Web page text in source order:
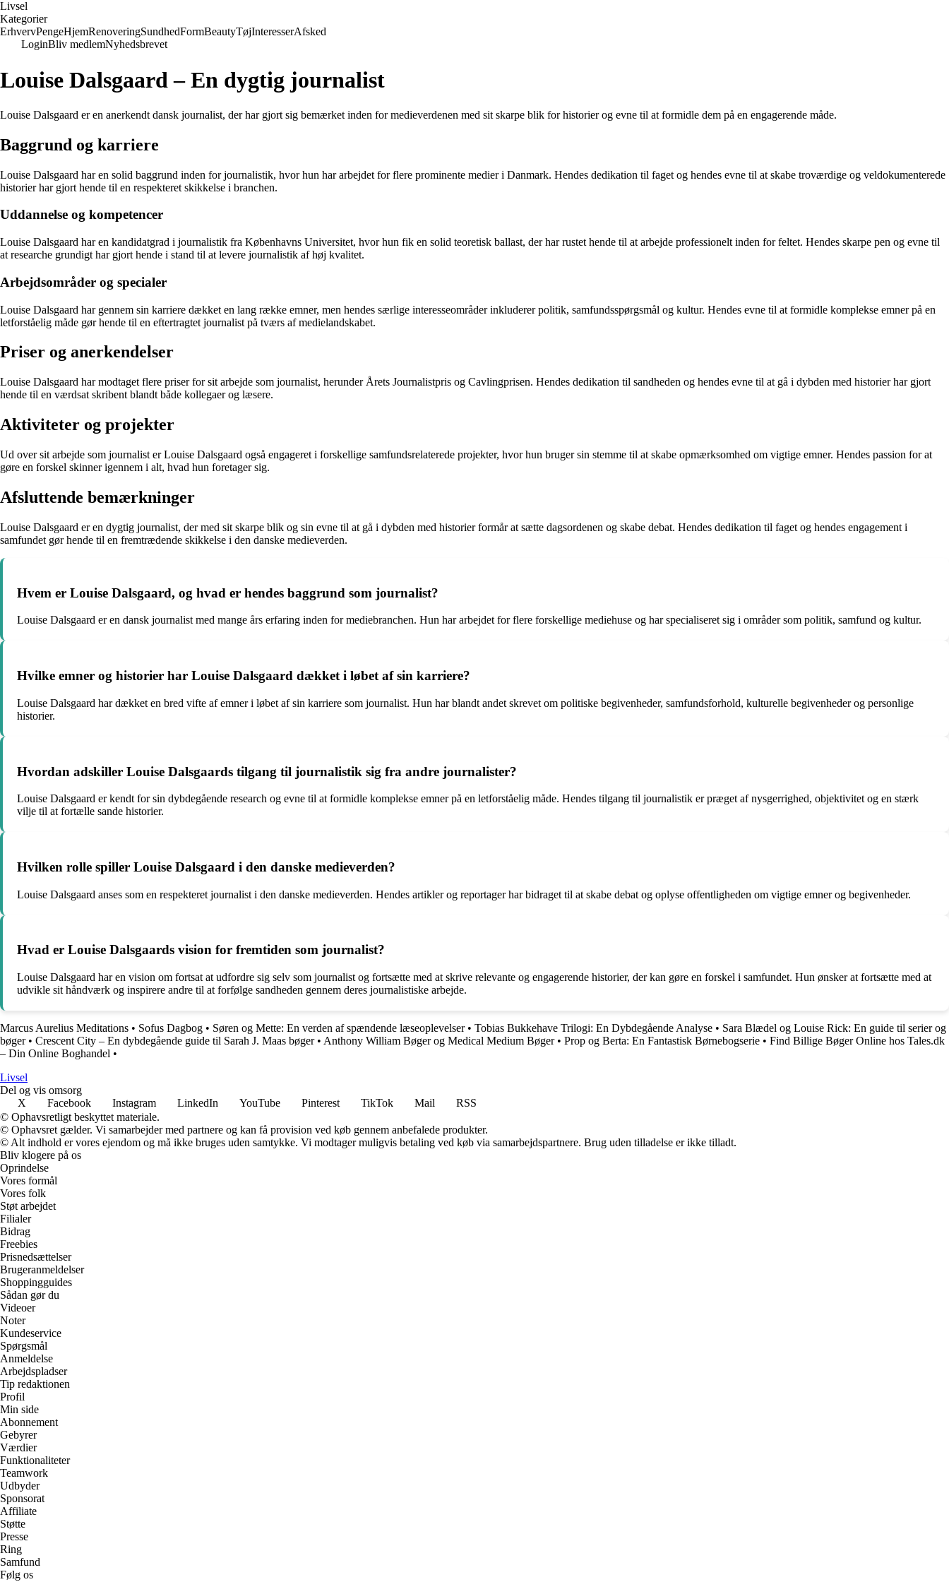
Livsel
Kategorier
ErhvervPengeHjemRenoveringSundhedFormBeautyTøjInteresserAfsked
LoginBliv medlemNyhedsbrevet
Louise Dalsgaard – En dygtig journalist
Louise Dalsgaard er en anerkendt dansk journalist, der har gjort sig bemærket inden for medieverdenen med sit skarpe blik for historier og evne til at formidle dem på en engagerende måde.
Baggrund og karriere
Louise Dalsgaard har en solid baggrund inden for journalistik, hvor hun har arbejdet for flere prominente medier i Danmark. Hendes dedikation til faget og hendes evne til at skabe troværdige og veldokumenterede
historier har gjort hende til en respekteret skikkelse i branchen.
Uddannelse og kompetencer
Louise Dalsgaard har en kandidatgrad i journalistik fra Københavns Universitet, hvor hun fik en solid teoretisk ballast, der har rustet hende til at arbejde professionelt inden for feltet. Hendes skarpe pen og evne til
at researche grundigt har gjort hende i stand til at levere journalistik af høj kvalitet.
Arbejdsområder og specialer
Louise Dalsgaard har gennem sin karriere dækket en lang række emner, men hendes særlige interesseområder inkluderer politik, samfundsspørgsmål og kultur. Hendes evne til at formidle komplekse emner på en
letforståelig måde gør hende til en eftertragtet journalist på tværs af medielandskabet.
Priser og anerkendelser
Louise Dalsgaard har modtaget flere priser for sit arbejde som journalist, herunder Årets Journalistpris og Cavlingprisen. Hendes dedikation til sandheden og hendes evne til at gå i dybden med historier har gjort
hende til en værdsat skribent blandt både kollegaer og læsere.
Aktiviteter og projekter
Ud over sit arbejde som journalist er Louise Dalsgaard også engageret i forskellige samfundsrelaterede projekter, hvor hun bruger sin stemme til at skabe opmærksomhed om vigtige emner. Hendes passion for at
gøre en forskel skinner igennem i alt, hvad hun foretager sig.
Afsluttende bemærkninger
Louise Dalsgaard er en dygtig journalist, der med sit skarpe blik og sin evne til at gå i dybden med historier formår at sætte dagsordenen og skabe debat. Hendes dedikation til faget og hendes engagement i
samfundet gør hende til en fremtrædende skikkelse i den danske medieverden.
Hvem er Louise Dalsgaard, og hvad er hendes baggrund som journalist?
Louise Dalsgaard er en dansk journalist med mange års erfaring inden for mediebranchen. Hun har arbejdet for flere forskellige mediehuse og har specialiseret sig i områder som politik, samfund og kultur.
Hvilke emner og historier har Louise Dalsgaard dækket i løbet af sin karriere?
Louise Dalsgaard har dækket en bred vifte af emner i løbet af sin karriere som journalist. Hun har blandt andet skrevet om politiske begivenheder, samfundsforhold, kulturelle begivenheder og personlige
historier.
Hvordan adskiller Louise Dalsgaards tilgang til journalistik sig fra andre journalister?
Louise Dalsgaard er kendt for sin dybdegående research og evne til at formidle komplekse emner på en letforståelig måde. Hendes tilgang til journalistik er præget af nysgerrighed, objektivitet og en stærk
vilje til at fortælle sande historier.
Hvilken rolle spiller Louise Dalsgaard i den danske medieverden?
Louise Dalsgaard anses som en respekteret journalist i den danske medieverden. Hendes artikler og reportager har bidraget til at skabe debat og oplyse offentligheden om vigtige emner og begivenheder.
Hvad er Louise Dalsgaards vision for fremtiden som journalist?
Louise Dalsgaard har en vision om fortsat at udfordre sig selv som journalist og fortsætte med at skrive relevante og engagerende historier, der kan gøre en forskel i samfundet. Hun ønsker at fortsætte med at
udvikle sit håndværk og inspirere andre til at forfølge sandheden gennem deres journalistiske arbejde.
Marcus Aurelius Meditations • Sofus Dagbog • Søren og Mette: En verden af spændende læseoplevelser• Tobias Bukkehave Trilogi: En Dybdegående Analyse • Sara Blædel og Louise Rick: En guide til serier og
bøger• Crescent City – En dybdegående guide til Sarah J. Maas bøger• Anthony William Bøger og Medical Medium Bøger• Prop og Berta: En Fantastisk Børnebogserie • Find Billige Bøger Online hos Tales.dk
– Din Online Boghandel •
Livsel
Del og vis omsorg
X
Facebook Instagram LinkedIn YouTube Pinterest TikTok Mail
RSS
© Ophavsretligt beskyttet materiale.
© Ophavsret gælder. Vi samarbejder med partnere og kan få provision ved køb gennem anbefalede produkter.
© Alt indhold er vores ejendom og må ikke bruges uden samtykke. Vi modtager muligvis betaling ved køb via samarbejdspartnere. Brug uden tilladelse er ikke tilladt.
Bliv klogere på os
Oprindelse
Vores formål
Vores folk
Støt arbejdet
Filialer
Bidrag
Freebies
Prisnedsættelser
Brugeranmeldelser
Shoppingguides
Sådan gør du
Videoer
Noter
Kundeservice
Spørgsmål
Anmeldelse
Arbejdspladser
Tip redaktionen
Profil
Min side
Abonnement
Gebyrer
Værdier
Funktionaliteter
Teamwork
Udbyder
Sponsorat
Affiliate
Støtte
Presse
Ring
Samfund
Følg os